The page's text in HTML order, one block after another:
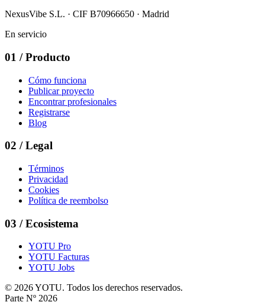
NexusVibe S.L. · CIF B70966650 · Madrid
En servicio
01 / Producto
Cómo funciona
Publicar proyecto
Encontrar profesionales
Registrarse
Blog
02 / Legal
Términos
Privacidad
Cookies
Política de reembolso
03 / Ecosistema
YOTU Pro
YOTU Facturas
YOTU Jobs
© 2026 YOTU. Todos los derechos reservados.
Parte Nº 2026